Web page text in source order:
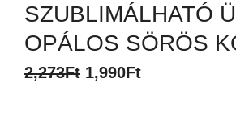
SZUBLIMÁLHATÓ
OPÁLOS SÖRÖS
2,273Ft Original
1,990FtCurrent